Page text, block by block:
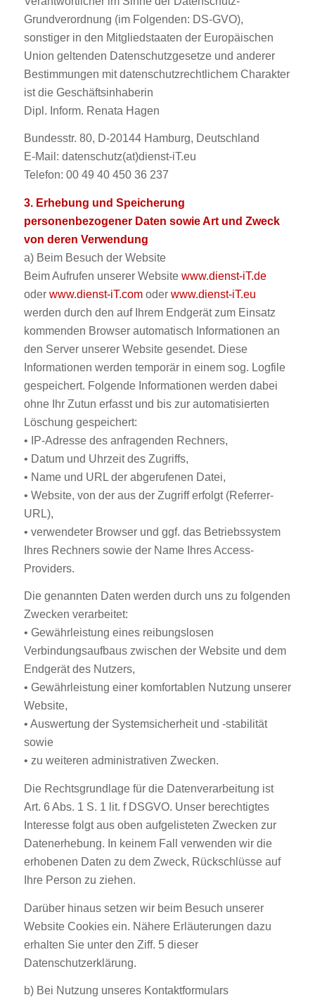
Grundverordnung (im Folgenden: DS-GVO),
sonstiger in den Mitgliedstaaten der Europäischen
Union geltenden Datenschutzgesetze und anderer
Bestimmungen mit datenschutzrechtlichem Charakter
ist die Geschäftsinhaberin
Dipl. Inform. Renata Hagen
Bundesstr. 80, D-20144 Hamburg, Deutschland
E-Mail: datenschutz(at)dienst-iT.eu
Telefon: 00 49 40 450 36 237
3. Erhebung und Speicherung
personenbezogener Daten sowie Art und Zweck
von deren Verwendung
a) Beim Besuch der Website
Beim Aufrufen unserer Website www.dienst-iT.de
oder www.dienst-iT.comoder www.dienst-iT.eu
werden durch den auf Ihrem Endgerät zum Einsatz
kommenden Browser automatisch Informationen an
den Server unserer Website gesendet. Diese
Informationen werden temporär in einem sog. Logfile
gespeichert. Folgende Informationen werden dabei
ohne Ihr Zutun erfasst und bis zur automatisierten
Löschung gespeichert:
• IP-Adresse des anfragenden Rechners,
• Datum und Uhrzeit des Zugriffs,
• Name und URL der abgerufenen Datei,
• Website, von der aus der Zugriff erfolgt (Referrer-
URL),
• verwendeter Browser und ggf. das Betriebssystem
Ihres Rechners sowie der Name Ihres Access-
Providers.
Die genannten Daten werden durch uns zu folgenden
Zwecken verarbeitet:
• Gewährleistung eines reibungslosen
Verbindungsaufbaus zwischen der Website und dem
Endgerät des Nutzers,
• Gewährleistung einer komfortablen Nutzung unserer
Website,
• Auswertung der Systemsicherheit und -stabilität
sowie
• zu weiteren administrativen Zwecken.
Die Rechtsgrundlage für die Datenverarbeitung ist
Art. 6 Abs. 1 S. 1 lit. f DSGVO. Unser berechtigtes
Interesse folgt aus oben aufgelisteten Zwecken zur
Datenerhebung. In keinem Fall verwenden wir die
erhobenen Daten zu dem Zweck, Rückschlüsse auf
Ihre Person zu ziehen.
Darüber hinaus setzen wir beim Besuch unserer
Website Cookies ein. Nähere Erläuterungen dazu
erhalten Sie unter den Ziff. 5 dieser
Datenschutzerklärung.
b) Bei Nutzung unseres Kontaktformulars